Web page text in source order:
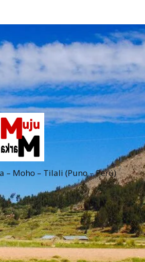
– Moho – Tilali (Puno – Perú)